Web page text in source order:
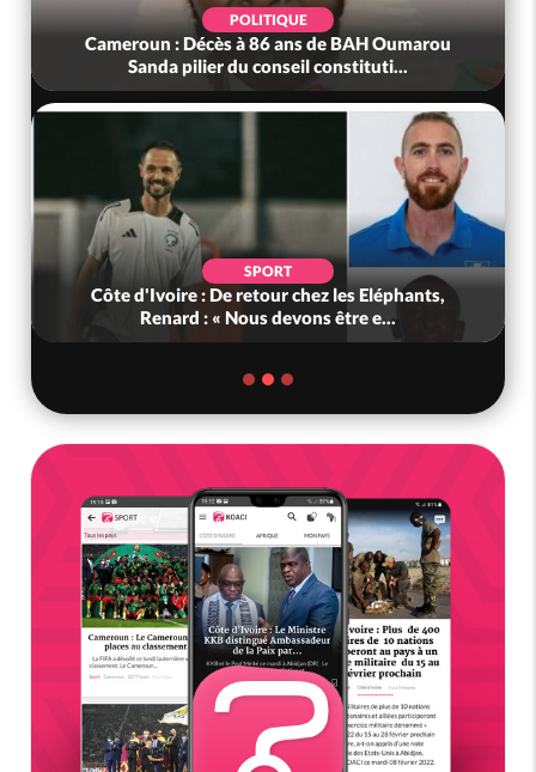
POLITIQUE
Cameroun : Décès à 86 ans de BAH Oumarou
Sanda pilier du conseil constituti...
SPORT
Côte d'Ivoire : De retour chez les Eléphants,
Renard : « Nous devons être e...